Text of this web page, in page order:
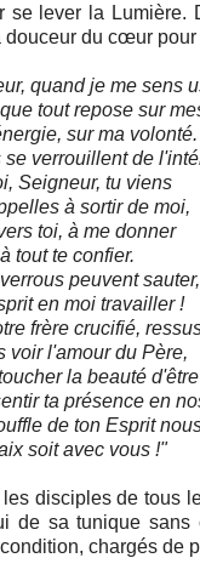
se lever la Lumière.
douceur du cœur
quand je me sens
tout repose sur
sur ma
se verrouillent de
Seigneur, tu viens
à sortir de moi,
toi, à me donner
tout te confier.
peuvent
en moi travailler !
frère crucifié,
voir l'amour du Père,
la beauté
ta présence en
de ton Esprit
soit avec vous !"
disciples de tous
de sa tunique
chargés de